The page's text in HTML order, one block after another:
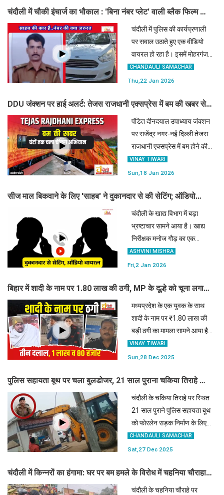
चंदौली में चौकी इंचार्ज का भौकाल : 'बिना नंबर प्लेट' वाली ब्लैक फिल्म कार
चलाते हैं साहब, वायरल वीडियो के बाद सवालचंदौली में पुलिस की कार्यप्रणाली
पर सवाल उठाते हुए एक वीडियो
वायरल हो रहा है। इसमें मोहरगंज
चौकी इंचार्ज की कार बिना नंबर
प्लेट और ब्लैक फिल्म के साथ दिख
CHANDAULI SAMACHAR
Thu,22 Jan 2026
DDU जंक्शन पर हाई अलर्ट: तेजस राजधानी एक्सप्रेस में बम की खबर से
हड़कंप, डेढ़ घंटे तक रोकी गई ट्रेन
पंडित दीनदयाल उपाध्याय जंक्शन
पर राजेंद्र नगर-नई दिल्ली तेजस
राजधानी एक्सप्रेस में बम होने की
सूचना से अफरा-तफरी मच गई।
डॉग स्क्वॉड और बम निरोधक दस्ते
निकली और ट्रेन को
VINAY TIWARI
Sun,18 Jan 2026
सीज माल बिकवाने के लिए 'साहब' ने दुकानदार से की सेटिंग; ऑडियो
वायरल.. खाद्य विभाग के भ्रष्टाचार की खुली पोलचंदौली के खाद्य विभाग में बड़ा
भ्रष्टाचार सामने आया है। खाद्य
निरीक्षक मनोज गौड़ का एक
ऑडियो वायरल हुआ है, जिसमें वह
सीज की गई 215 बोरी मैदा-सूजी
दुकानदार को सुझाव दे रहे हैं।
ASHVINI MISHRA
Fri,2 Jan 2026
बिहार में शादी के नाम पर 1.80 लाख की ठगी, MP के दूल्हे को चूना लगाने
वाली लुटेरी दुल्हन का हाईवोल्टेज ड्रामा
मध्यप्रदेश के एक युवक के साथ
शादी के नाम पर ₹1.80 लाख की
बड़ी ठगी का मामला सामने आया है।
शादी के महज 5 घंटे बाद ही नई
नवेली दुल्हन पंडित दीनदयाल
बहाने भागने लगी, जिसके ब
VINAY TIWARI
Sun,28 Dec 2025
पुलिस सहायता बूथ पर चला बुलडोजर, 21 साल पुराना चकिया तिराहे का
चर्चित 'AC पिकेट' ध्वस्त
चंदौली के चकिया तिराहे पर स्थित
21 साल पुराने पुलिस सहायता बूथ
को फोरलेन सड़क निर्माण के लिए
ध्वस्त किया गया.
CHANDAULI SAMACHAR
Sat,27 Dec 2025
चंदौली में किन्नरों का हंगामा: घर पर बम हमले के विरोध में चहनिया चौराहा
जाम, बुलडोजर कार्रवाई की मांग
चंदौली के चहनिया चौराहे पर